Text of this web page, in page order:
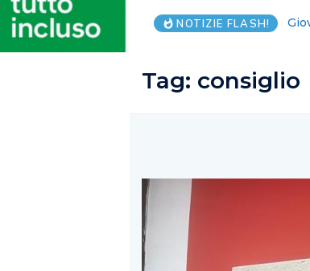
NOTIZIE FLASH!
Tag: consiglio